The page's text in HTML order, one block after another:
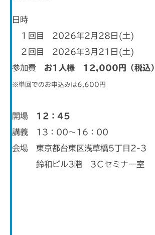
日時
１回目 2026年2月28日(土)
２回目 2026年3月21日(土)
参加費 お1人様 12,000円（税込）
※単回でのお申込みは6,600円
開場
12：45
講義 13：00～16：00
会場 東京都台東区浅草橋5丁目2-3
鈴和ビル3階 3Ｃセミナー室